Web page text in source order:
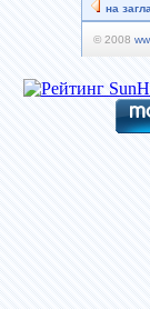
на
© 2008